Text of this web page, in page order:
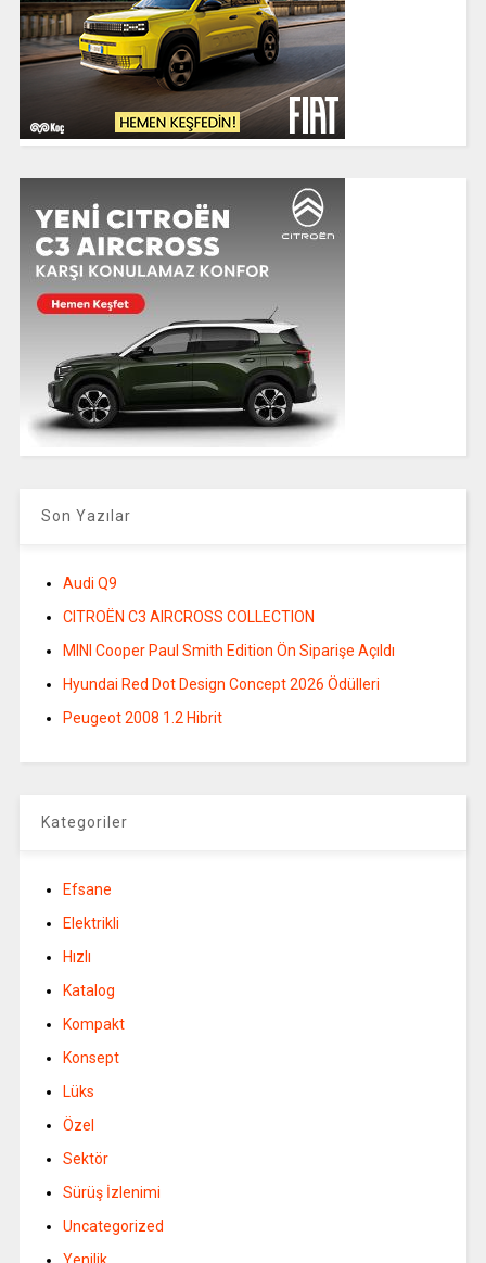
Son Yazılar
Audi Q9
CITROËN C3 AIRCROSS COLLECTION
MINI Cooper Paul Smith Edition Ön Siparişe Açıldı
Hyundai Red Dot Design Concept 2026 Ödülleri
Peugeot 2008 1.2 Hibrit
Kategoriler
Efsane
Elektrikli
Hızlı
Katalog
Kompakt
Konsept
Lüks
Özel
Sektör
Sürüş İzlenimi
Uncategorized